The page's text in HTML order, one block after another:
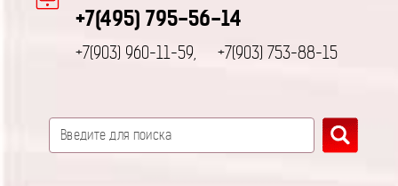
+7(495) 795-56-14
+7(903) 960-11-59, +7(903) 753-88-15